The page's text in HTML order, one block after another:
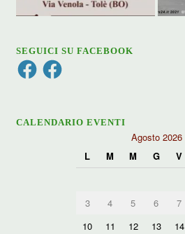
SEGUICI SU FACEBOOK
FacebookFacebook
CALENDARIO EVENTI
Agosto 2026
L
M M G V
3
4 5 6 7
10 11 12 13 14